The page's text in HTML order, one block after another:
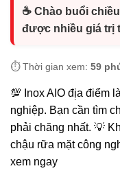
☕ Chào buổi
được nhiều giá trị
⏱️ Thời gian xem: 59
💯 Inox AIO đị̣a điểm
nghiệp. Bạn cần tìm
phải chăng nhất. 💡
chậu rữa mặt công
xem ngay